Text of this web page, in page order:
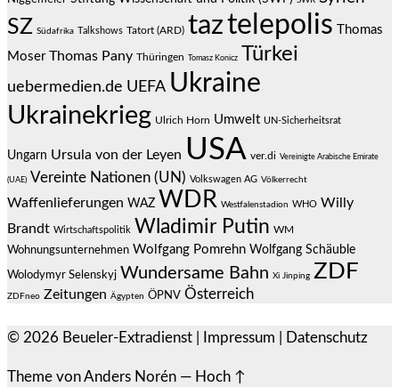
SZ Südafrika Talkshows Tatort (ARD) taztelepolis Thomas
Moser Thomas Pany Thüringen Tomasz Konicz Türkei
uebermedien.de UEFA Ukraine
Ukrainekrieg Ulrich Horn Umwelt UN-Sicherheitsrat
Ungarn Ursula von der Leyen USA ver.di Vereinigte Arabische Emirate
(UAE) Vereinte Nationen (UN) Volkswagen AG Völkerrecht
Waffenlieferungen WAZ WDR Westfalenstadion WHO Willy
Brandt Wirtschaftspolitik Wladimir Putin WM
Wohnungsunternehmen Wolfgang Pomrehn Wolfgang Schäuble
Wolodymyr Selenskyj Wundersame Bahn Xi Jinping ZDF
ZDFneo Zeitungen Ägypten ÖPNV Österreich
© 2026 Beueler-Extradienst Impressum Datenschutz
Theme vonAnders Norén — Hoch ↑